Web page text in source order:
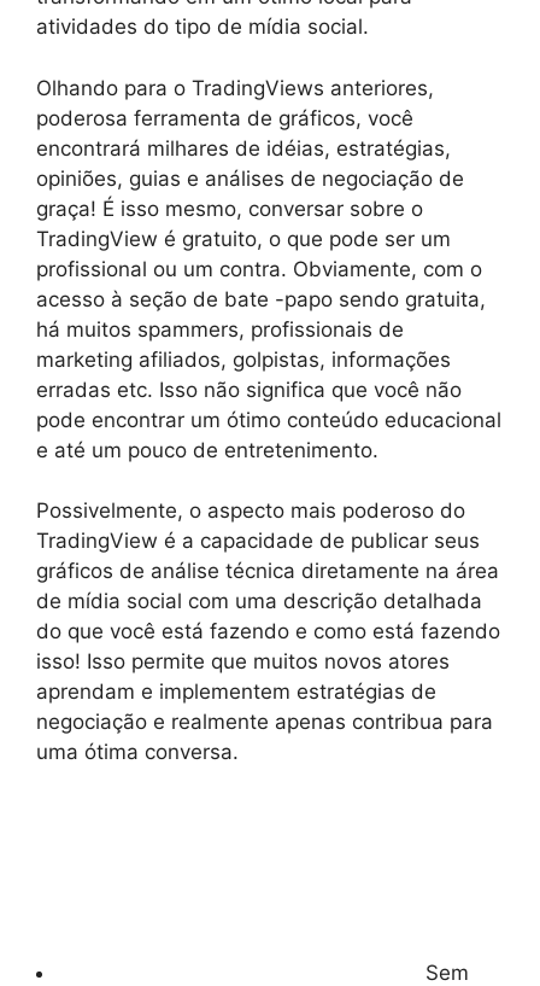
atividades do tipo de mídia social.
Olhando para o TradingViews anteriores,
poderosa ferramenta de gráficos, você
encontrará milhares de idéias, estratégias,
opiniões, guias e análises de negociação de
graça! É isso mesmo, conversar sobre o
TradingView é gratuito, o que pode ser um
profissional ou um contra. Obviamente, com o
acesso à seção de bate -papo sendo gratuita,
há muitos spammers, profissionais de
marketing afiliados, golpistas, informações
erradas etc. Isso não significa que você não
pode encontrar um ótimo conteúdo educacional
e até um pouco de entretenimento.
Possivelmente, o aspecto mais poderoso do
TradingView é a capacidade de publicar seus
gráficos de análise técnica diretamente na área
de mídia social com uma descrição detalhada
do que você está fazendo e como está fazendo
isso! Isso permite que muitos novos atores
aprendam e implementem estratégias de
negociação e realmente apenas contribua para
uma ótima conversa.
Sem